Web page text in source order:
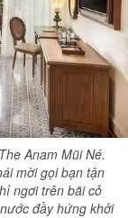
Anam Mũi Né.
mời gọi bạn tận
ngơi trên bãi cỏ
đầy hứng khởi